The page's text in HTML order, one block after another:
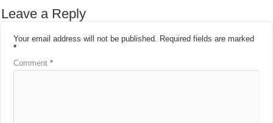
Leave a Reply
Your email address will not be published.
Required fields are marked
*
Comment*